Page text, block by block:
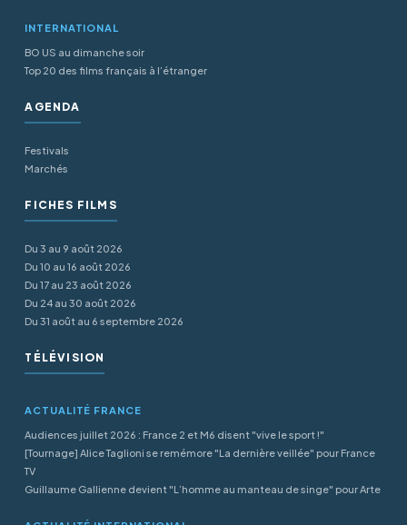
INTERNATIONAL
BO US au dimanche soir
Top 20 des films français à l’étranger
AGENDA
Festivals
Marchés
FICHES FILMS
Du 3 au 9 août 2026
Du 10 au 16 août 2026
Du 17 au 23 août 2026
Du 24 au 30 août 2026
Du 31 août au 6 septembre 2026
TÉLÉVISION
ACTUALITÉ FRANCE
Audiences juillet 2026 : France 2 et M6 disent "vive le sport !"
[Tournage] Alice Taglioni se remémore "La dernière veillée" pour France
TV
Guillaume Gallienne devient "L’homme au manteau de singe" pour Arte